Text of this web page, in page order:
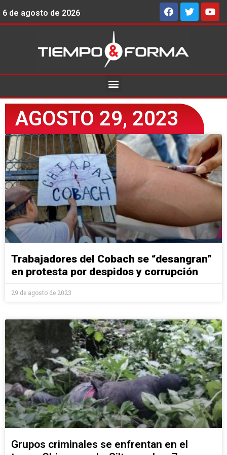
6 de agosto de 2026
AGOSTO 29, 2023
Trabajadores del Cobach se “desangran”
en protesta por despidos y corrupción
29 de agosto de 2023
Grupos criminales se enfrentan en el